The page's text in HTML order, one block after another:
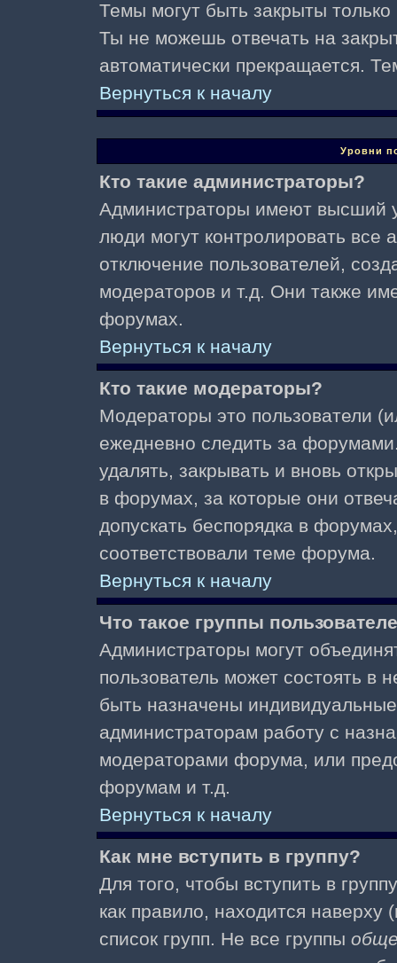
Темы могут быть закрыты
Ты не можешь отвечать на
автоматически прекращается.
Вернуться к началу
Уровни
Кто такие администраторы?
Администраторы имеют высший
люди могут контролировать все
отключение пользователей,
модераторов и т.д. Они также
форумах.
Вернуться к началу
Кто такие модераторы?
Модераторы это пользователи
ежедневно следить за
удалять, закрывать и вновь
в форумах, за которые они
допускать беспорядка в
соответствовали теме форума.
Вернуться к началу
Что такое группы
Администраторы могут
пользователь может состоять в
быть назначены
администраторам работу с
модераторами форума, или
форумам и т.д.
Вернуться к началу
Как мне вступить в группу?
Для того, чтобы вступить в
как правило, находится
список групп. Не все группы